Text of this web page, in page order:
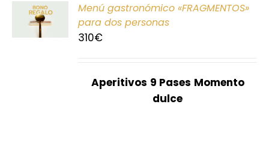
Menú gastronómico «FRAGMENTOS»
para dos personas
310€
Aperitivos 9 Pases Momento
dulce